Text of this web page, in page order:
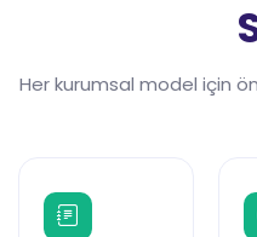
Her kurumsal model için